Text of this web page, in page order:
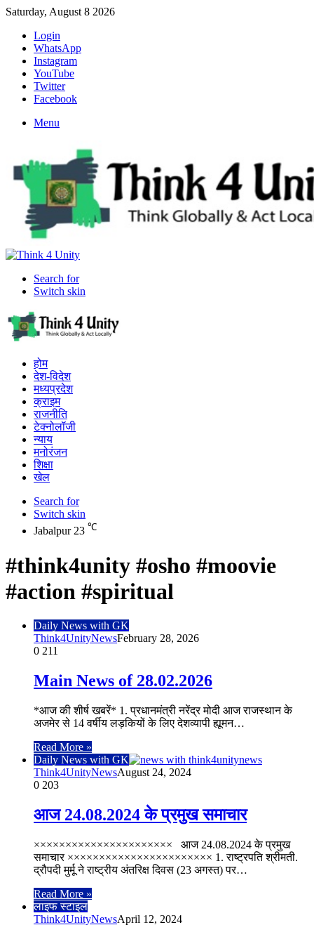
Saturday, August 8 2026
Login
WhatsApp
Instagram
YouTube
Twitter
Facebook
Menu
Search for
Switch skin
होम
देश-विदेश
मध्यप्रदेश
क्राइम
राजनीति
टेक्नोलॉजी
न्याय
मनोरंजन
शिक्षा
खेल
Search for
Switch skin
Jabalpur 23 ℃
#think4unity #osho #moovie
#action #spiritual
Daily News with GK
Think4UnityNewsFebruary 28, 2026
0 211
Main News of 28.02.2026
*आज की शीर्ष खबरें* 1. प्रधानमंत्री नरेंद्र मोदी आज राजस्थान के
अजमेर से 14 वर्षीय लड़कियों के लिए देशव्यापी ह्यूमन…
Read More »
Daily News with GK
Think4UnityNewsAugust 24, 2024
0 203
आज 24.08.2024 के प्रमुख समाचार
×××××××××××××××××××××× आज 24.08.2024 के प्रमुख
समाचार ××××××××××××××××××××××× 1. राष्ट्रपति श्रीमती.
द्रौपदी मुर्मू ने राष्ट्रीय अंतरिक्ष दिवस (23 अगस्त) पर…
Read More »
लाइफ स्टाइल
Think4UnityNewsApril 12, 2024